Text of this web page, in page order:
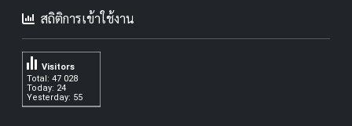
สถิติการเข้าใช้งาน
Total: 47 028
Today: 24
Yesterday: 55
Visitors